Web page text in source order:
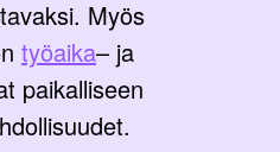
Myös
työaika– ja
paikalliseen